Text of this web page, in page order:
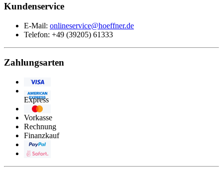
Kundenservice
E-Mail: onlineservice@hoeffner.de
Telefon: +49 (39205) 61333
Zahlungsarten
Express
Vorkasse
Rechnung
Finanzkauf